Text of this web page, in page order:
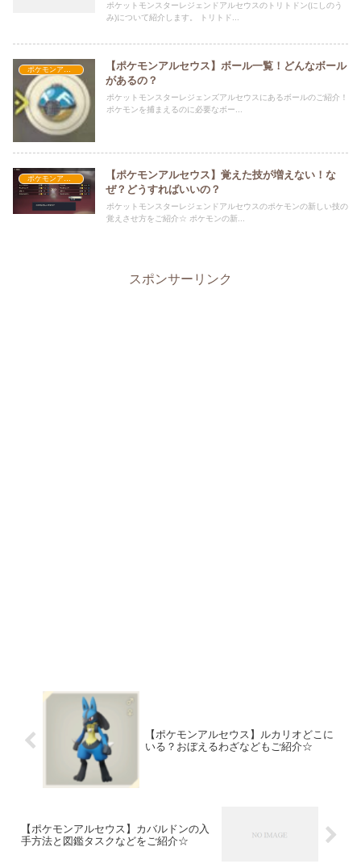
ポケットモンスターレジェンドアルセウスのトリトドン(にしのう
み)について紹介します。 トリトド...
ポケモンアルセウス攻略
【ポケモンアルセウス】ボール一覧！どんなボール
があるの？
ポケットモンスターレジェンズアルセウスにあるボールのご紹介！
ポケモンを捕まえるのに必要なボー...
【ポケモンアルセウス】覚えた技が増えない！な
ぜ？どうすればいいの？
ポケットモンスターレジェンドアルセウスのポケモンの新しい技の
覚えさせ方をご紹介☆ ポケモンの新...
スポンサーリンク
【ポケモンアルセウス】ルカリオどこに
いる？おぼえるわざなどもご紹介☆
【ポケモンアルセウス】カバルドンの入
手方法と図鑑タスクなどをご紹介☆